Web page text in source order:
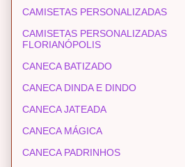
CAMISETAS PERSONALIZADAS
CAMISETAS PERSONALIZADAS
FLORIANÓPOLIS
CANECA BATIZADO
CANECA DINDA E DINDO
CANECA JATEADA
CANECA MÁGICA
CANECA PADRINHOS